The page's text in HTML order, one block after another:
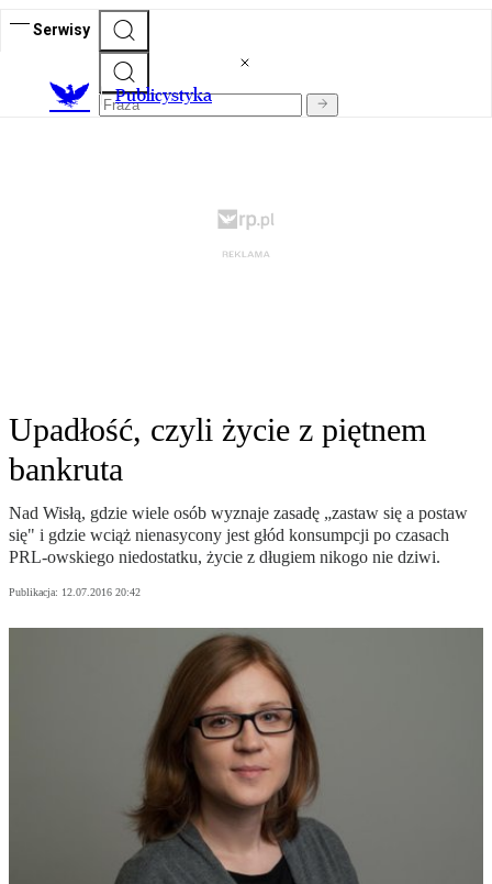
Serwisy
Publicystyka
Upadłość, czyli życie z piętnem
bankruta
Nad Wisłą, gdzie wiele osób wyznaje zasadę „zastaw się a postaw
się" i gdzie wciąż nienasycony jest głód konsumpcji po czasach
PRL-owskiego niedostatku, życie z długiem nikogo nie dziwi.
Publikacja: 12.07.2016 20:42